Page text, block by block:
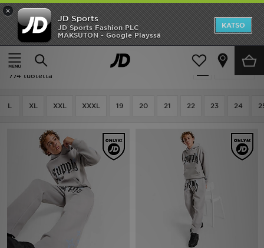
×
JD Sports
JD Sports Fashion PLC
MAKSUTON - Google Playssä
KATSO
Etusivu
Harmaa
Suodata
Harmaa
774 tuotetta
L XL XXL XXXL 19 20 21 22 23 24
Etusivu
Ale
Uutuudet
Tuotemerkit
Inspiroidu